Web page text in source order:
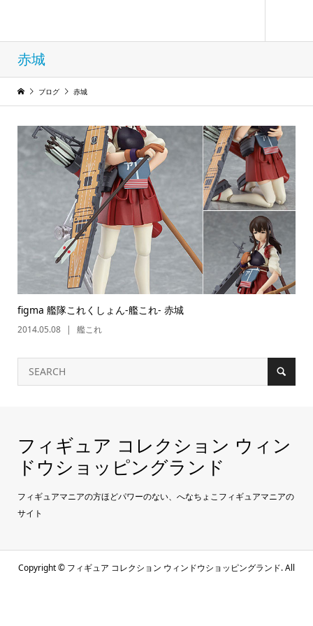
赤城
ブログ 赤城
figma 艦隊これくしょん-艦これ- 赤城
2014.05.08 艦これ
フィギュア コレクション ウィン
ドウショッピングランド
フィギュアマニアの方ほどパワーのない、へなちょこフィギュアマニアの
サイト
Copyright © フィギュア コレクション ウィンドウショッピングランド. All